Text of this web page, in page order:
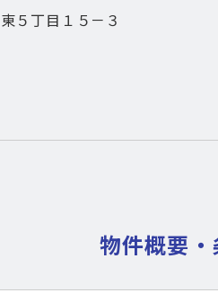
５丁目１５－３
物件概要